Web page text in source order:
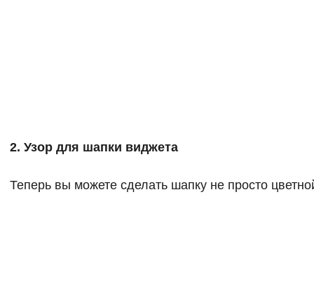
2. Узор для шапки виджета
Теперь вы можете сделать шапку не просто